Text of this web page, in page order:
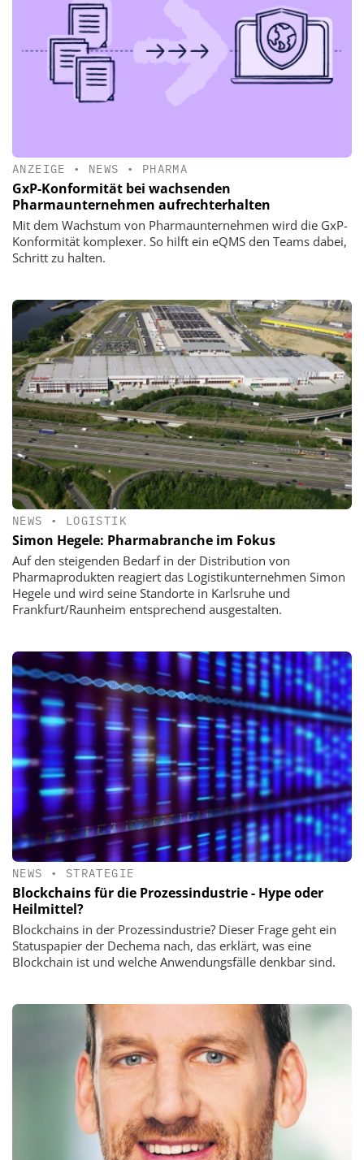
ANZEIGE • NEWS • PHARMA
GxP-Konformität bei wachsenden
Pharmaunternehmen aufrechterhalten
Mit dem Wachstum von Pharmaunternehmen wird die GxP-
Konformität komplexer. So hilft ein eQMS den Teams dabei,
Schritt zu halten.
NEWS • LOGISTIK
Simon Hegele: Pharmabranche im Fokus
Auf den steigenden Bedarf in der Distribution von
Pharmaprodukten reagiert das Logistikunternehmen Simon
Hegele und wird seine Standorte in Karlsruhe und
Frankfurt/Raunheim entsprechend ausgestalten.
NEWS • STRATEGIE
Blockchains für die Prozessindustrie - Hype oder
Heilmittel?
Blockchains in der Prozessindustrie? Dieser Frage geht ein
Statuspapier der Dechema nach, das erklärt, was eine
Blockchain ist und welche Anwendungsfälle denkbar sind.